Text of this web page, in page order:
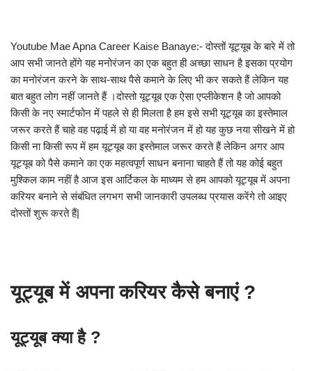
Youtube Mae Apna Career Kaise Banaye:- दोस्तों यूट्यूब के बारे में तो
आप सभी जानते होंगे यह मनोरंजन का एक बहुत ही अच्छा साधन है इसका प्रयोग
का मनोरंजन करने के साथ-साथ पैसे कमाने के लिए भी कर सकते हैं लेकिन यह
बात बहुत लोग नहीं जानते हैं ।दोस्तो यूट्यूब एक ऐसा एप्लीकेशन है जो आपको
किसी के नए स्मार्टफोन में पहले से ही मिलता है हम इसे सभी यूट्यूब का इस्तेमाल
जरूर करते हैं चाहे वह पढ़ाई में हो या वह मनोरंजन में हो यह कुछ नया सीखने में हो
किसी ना किसी रूप में हम यूट्यूब का इस्तेमाल जरूर करते हैं लेकिन अगर आप
यूट्यूब को पैसे कमाने का एक महत्वपूर्ण साधन बनाना चाहते हैं तो यह कोई बहुत
मुश्किल काम नहीं है आज इस आर्टिकल के माध्यम से हम आपको यूट्यूब में अपना
करियर बनाने से संबंधित लगभग सभी जानकारी उपलब्ध प्रयास करेंगे तो आइए
दोस्तों शुरू करते हैं|
यूट्यूब में अपना करियर कैसे बनाएं ?
यूट्यूब क्या है ?